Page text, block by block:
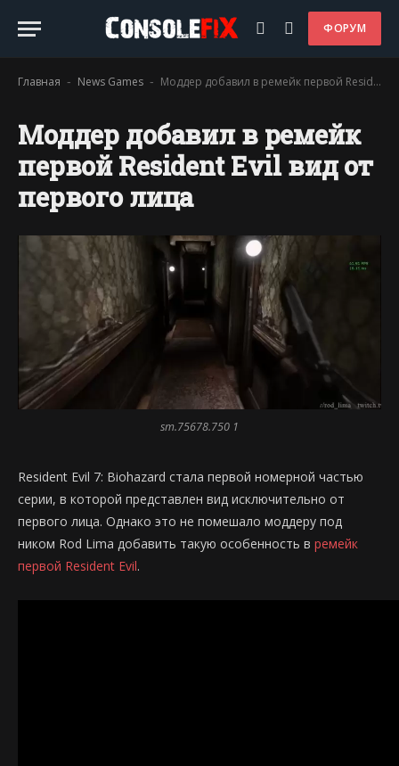
ФОРУМ
Главная - News Games - Моддер добавил в ремейк первой Resident Evil вид от первого лица
Моддер добавил в ремейк
первой Resident Evil вид от
первого лица
sm.75678.750 1
Resident Evil 7: Biohazard стала первой номерной частью
серии, в которой представлен вид исключительно от
первого лица. Однако это не помешало моддеру под
ником Rod Lima добавить такую особенность в ремейк
первой Resident Evil.